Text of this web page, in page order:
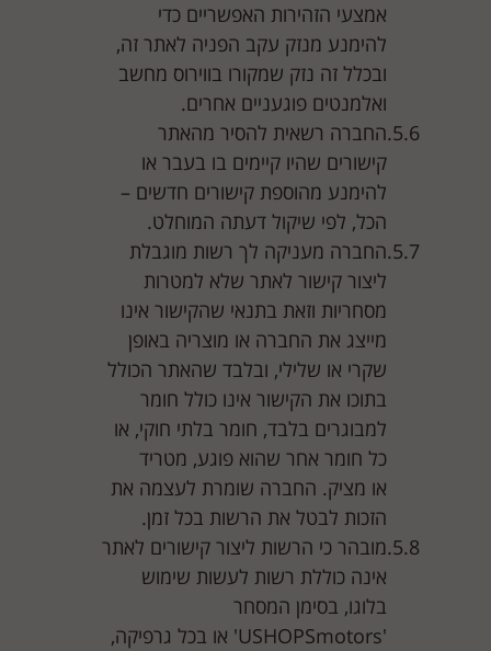
אמצעי הזהירות האפשריים כדי
להימנע מנזק עקב הפניה לאתר זה,
ובכלל זה נזק שמקורו בווירוס מחשב
ואלמנטים פוגעניים אחרים.
החברה רשאית להסיר מהאתר
קישורים שהיו קיימים בו בעבר או
להימנע מהוספת קישורים חדשים –
הכל, לפי שיקול דעתה המוחלט.
החברה מעניקה לך רשות מוגבלת
ליצור קישור לאתר שלא למטרות
מסחריות וזאת בתנאי שהקישור אינו
מייצג את החברה או מוצריה באופן
שקרי או שלילי, ובלבד שהאתר הכולל
בתוכו את הקישור אינו כולל חומר
למבוגרים בלבד, חומר בלתי חוקי, או
כל חומר אחר שהוא פוגע, מטריד
או מציק. החברה שומרת לעצמה את
הזכות לבטל את הרשות בכל זמן.
מובהר כי הרשות ליצור קישורים לאתר
אינה כוללת רשות לעשות שימוש
בלוגו, בסימן המסחר
'USHOPSmotors' או בכל גרפיקה,